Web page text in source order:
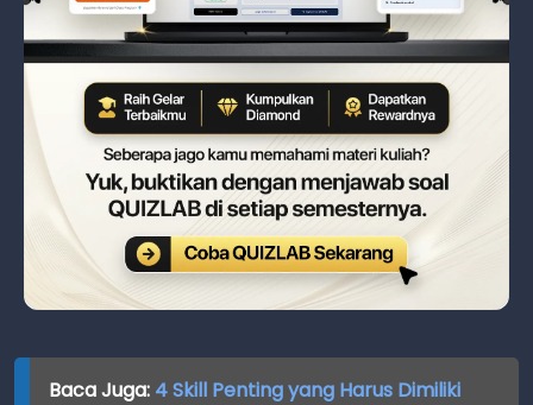
Baca Juga: 4 Skill Penting yang Harus Dimiliki